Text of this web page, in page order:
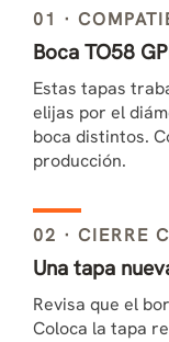
01 ·
Boca TO58
Estas tapas
elijas por el
boca distintos.
producción.
02 · CIERRE
Una tapa
Revisa que el
Coloca la tapa